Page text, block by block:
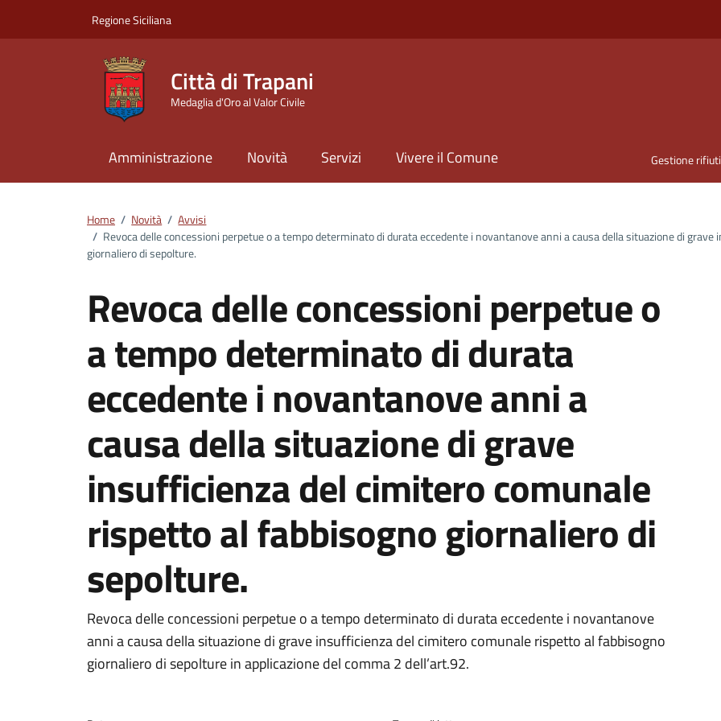
Regione Siciliana
Città di Trapani
Medaglia d'Oro al Valor Civile
Amministrazione Novità Servizi Vivere il Comune Gestione rifiuti
Home / Novità / Avvisi
/ Revoca delle concessioni perpetue o a tempo determinato di durata eccedente i novantanove anni a causa della situazione di
giornaliero di sepolture.
Revoca delle concessioni perpetue o
a tempo determinato di durata
eccedente i novantanove anni a
causa della situazione di grave
insufficienza del cimitero comunale
rispetto al fabbisogno giornaliero di
sepolture.
Dettagli della notizia
Revoca delle concessioni perpetue o a tempo determinato di durata eccedente i novantanove
anni a causa della situazione di grave insufficienza del cimitero comunale rispetto al fabbisogno
giornaliero di sepolture in applicazione del comma 2 dell’art.92.